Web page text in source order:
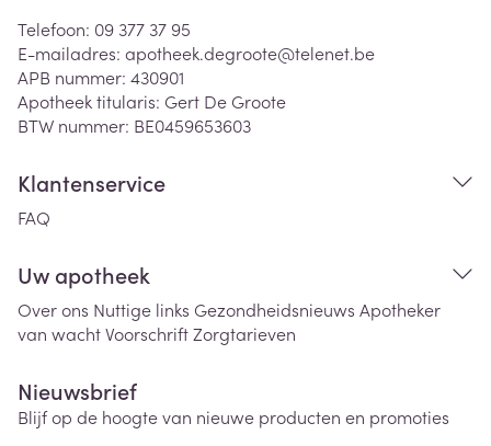
Telefoon: 09 377 37 95
E-mailadres: apotheek.degroote@telenet.be
APB nummer: 430901
Apotheek titularis: Gert De Groote
BTW nummer: BE0459653603
Klantenservice
FAQ
Uw apotheek
Over ons Nuttige links Gezondheidsnieuws Apotheker
van wachtVoorschriftZorgtarieven
Nieuwsbrief
Blijf op de hoogte van nieuwe producten en promoties